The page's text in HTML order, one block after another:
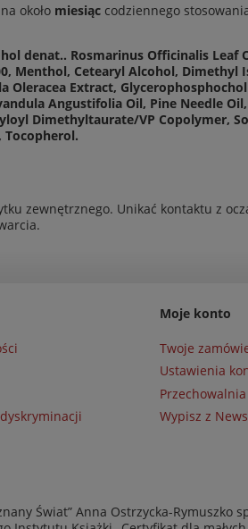
około miesiąc codziennego
denat.. Rosmarinus Officinalis
Menthol, Cetearyl Alcohol,
Oleracea Extract,
Angustifolia Oil, Pine Needle
Dimethyltaurate/VP Copolymer,
Tocopherol.
zewnętrznego. Unikać kontaktu z
Moje konto
Twoje
Ustawienia
Przechowalnia
Wypisz z
Świat” Anna Ostrzycka-Rymuszko